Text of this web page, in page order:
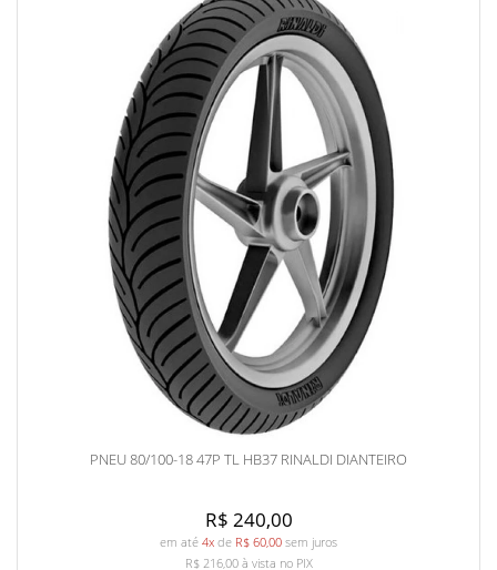
PNEU 80/100-18 47P TL HB37 RINALDI DIANTEIRO
R$ 240,00
em até 4x de R$ 60,00 sem juros
R$ 216,00à vista no PIX